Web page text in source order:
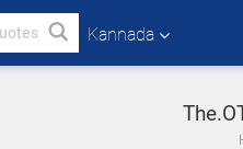
Kannada